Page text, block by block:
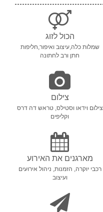
הכול לזוג
שמלות כלה,עיצוב ואיפור,חליפות
חתן ורב לחתונה
צילום
צילום וידאו וסטילס, טראש דה דרס
וקליפים
מארגנים את האירוע
רכבי יוקרה, הזמנות, ניהול אירועים
ועיצוב